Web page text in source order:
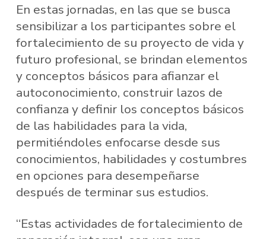
En estas jornadas, en las que se busca
sensibilizar a los participantes sobre el
fortalecimiento de su proyecto de vida y
futuro profesional, se brindan elementos
y conceptos básicos para afianzar el
autoconocimiento, construir lazos de
confianza y definir los conceptos básicos
de las habilidades para la vida,
permitiéndoles enfocarse desde sus
conocimientos, habilidades y costumbres
en opciones para desempeñarse
después de terminar sus estudios.
“Estas actividades de fortalecimiento de